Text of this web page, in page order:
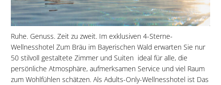
Ruhe. Genuss. Zeit zu zweit. Im exklusiven 4-Sterne-
Wellnesshotel Zum Bräu im Bayerischen Wald erwarten Sie nur
50 stilvoll gestaltete Zimmer und Suiten  ideal für alle, die
persönliche Atmosphäre, aufmerksamen Service und viel Raum
zum Wohlfühlen schätzen. Als Adults-Only-Wellnesshotel ist Das